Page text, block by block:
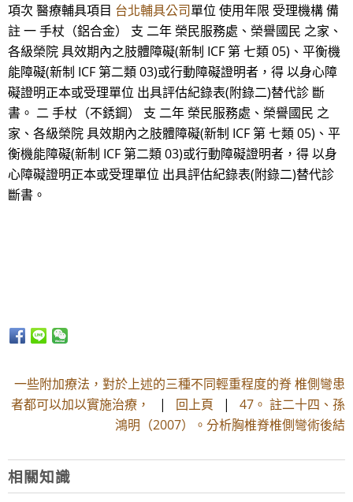
項次 醫療輔具項目 台北輔具公司單位 使用年限 受理機構 備
註 一 手杖（鋁合金） 支 二年 榮民服務處、榮譽國民 之家、
各級榮院 具效期內之肢體障礙(新制 ICF 第 七類 05)、平衡機
能障礙(新制 ICF 第二類 03)或行動障礙證明者，得 以身心障
礙證明正本或受理單位 出具評估紀錄表(附錄二)替代診 斷
書。 二 手杖（不銹鋼） 支 二年 榮民服務處、榮譽國民 之
家、各級榮院 具效期內之肢體障礙(新制 ICF 第 七類 05)、平
衡機能障礙(新制 ICF 第二類 03)或行動障礙證明者，得 以身
心障礙證明正本或受理單位 出具評估紀錄表(附錄二)替代診
斷書。
一些附加療法，對於上述的三種不同輕重程度的脊 椎側彎患
者都可以加以實施治療，
| 回上頁 | 47。 註二十四、孫
鴻明（2007）。分析胸椎脊椎側彎術後結
相關知識